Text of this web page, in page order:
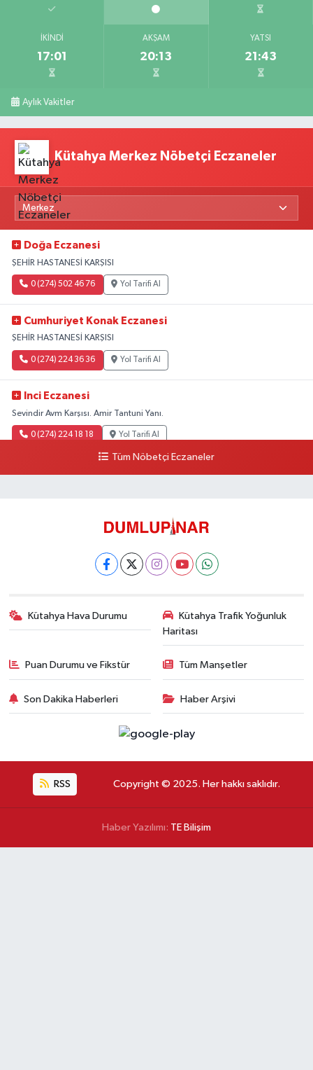
İKINDI
17:01
AKŞAM
20:13
YATSI
21:43
Aylık Vakitler
Kütahya Merkez Nöbetçi Eczaneler
Doğa Eczanesi
ŞEHİR HASTANESİ KARŞISI
0 (274) 502 46 76 Yol Tarifi Al
Cumhuriyet Konak Eczanesi
ŞEHİR HASTANESİ KARŞISI
0 (274) 224 36 36 Yol Tarifi Al
Inci Eczanesi
Sevindir Avm Karşısı. Amir Tantuni Yanı.
0 (274) 224 18 18 Yol Tarifi Al
Tüm Nöbetçi Eczaneler
Kütahya Hava Durumu
Kütahya Trafik Yoğunluk
Haritası
Puan Durumu ve Fikstür Tüm Manşetler
Son Dakika Haberleri Haber Arşivi
RSS Copyright © 2025. Her hakkı saklıdır.
Haber Yazılımı: TE Bilişim